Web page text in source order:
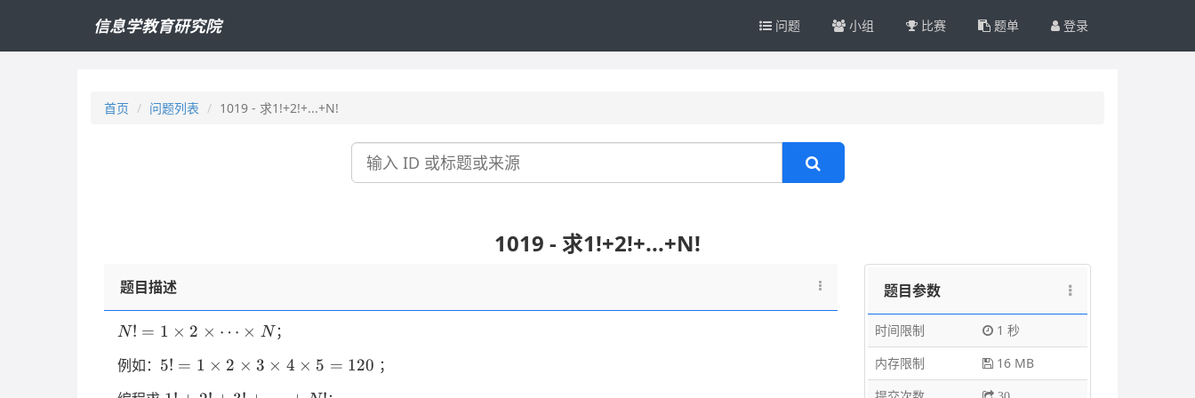
信息学教育研究院 问题 小组 比赛 题单 登录
首页 问题列表 1019 - 求1!+2!+...+N!
搜
1019 - 求1!+2!+...+N!
题目描述
N!=1
2
\times
N! = 1 × 2 × ⋯ × N；
例如： 5!=1
5! = 1 × 2 × 3 × 4 × 5 = 120 ；
题目参数
时间限制
1 秒
内存限制
16 MB